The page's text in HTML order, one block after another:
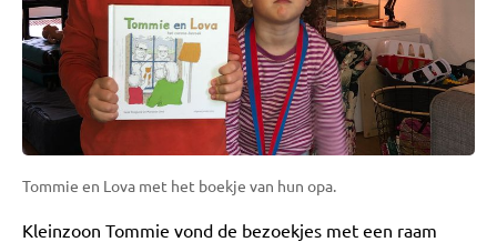
Tommie en Lova met het boekje van hun opa.
Kleinzoon Tommie vond de bezoekjes met een raam